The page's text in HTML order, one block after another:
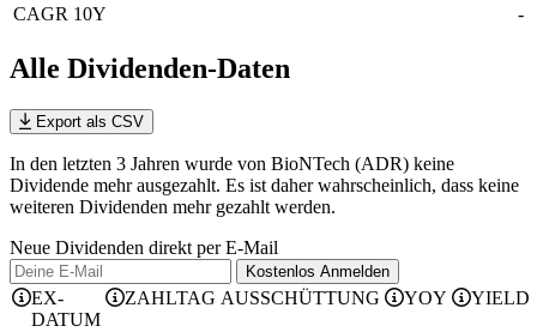
CAGR 10Y
-
Alle Dividenden-Daten
Export als CSV
In den letzten 3 Jahren wurde von BioNTech (ADR) keine
Dividende mehr ausgezahlt. Es ist daher wahrscheinlich, dass keine
weiteren Dividenden mehr gezahlt werden.
Neue Dividenden direkt per E-Mail
Kostenlos Anmelden
EX-
DATUM
ZAHLTAG AUSSCHÜTTUNG YOY YIELD